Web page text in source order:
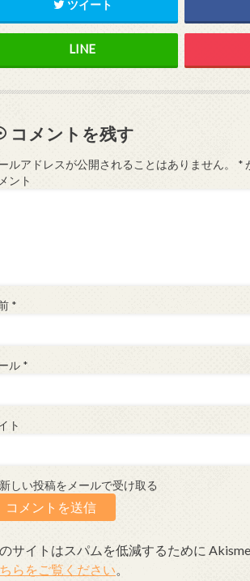
ツイート
コメントを残す
ルアドレスが公開されることはありません。 *
ント
*
ル *
ト
新しい投稿をメールで受け取る
サイトはスパムを低減するために
らをご覧ください。